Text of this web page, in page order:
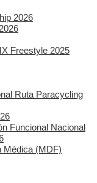
2026
Freestyle 2025
Ruta Paracycling
Funcional Nacional
Médica (MDF)